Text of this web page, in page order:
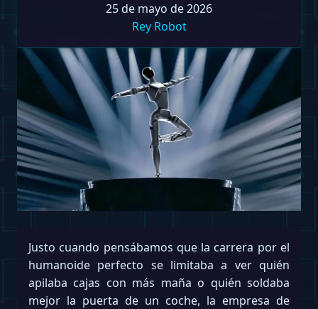
25 de mayo de 2026
Rey Robot
Justo cuando pensábamos que la carrera por el
humanoide perfecto se limitaba a ver quién
apilaba cajas con más maña o quién soldaba
mejor la puerta de un coche, la empresa de